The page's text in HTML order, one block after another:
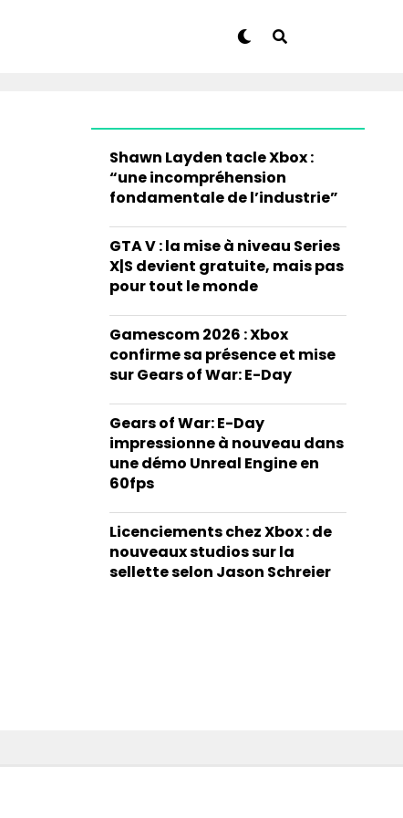
Shawn Layden tacle Xbox :
“une incompréhension
fondamentale de l’industrie”
GTA V : la mise à niveau Series
X|S devient gratuite, mais pas
pour tout le monde
Gamescom 2026 : Xbox
confirme sa présence et mise
sur Gears of War: E-Day
Gears of War: E-Day
impressionne à nouveau dans
une démo Unreal Engine en
60fps
Licenciements chez Xbox : de
nouveaux studios sur la
sellette selon Jason Schreier